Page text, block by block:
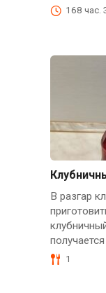
168 час.
В разгар
получается
1